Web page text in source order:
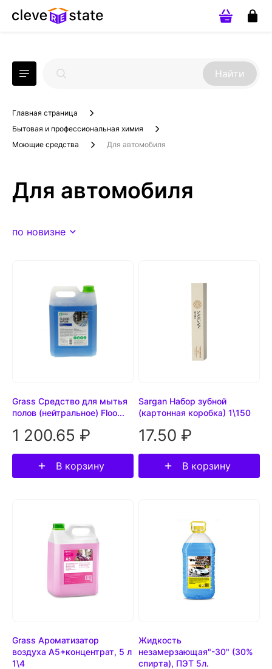
Найти
Главная страница
Бытовая и профессиональная химия
Моющие средства
Для автомобиля
Для автомобиля
по новизне
Grass Средство для мытья
полов (нейтральное) Floo...
1 200.65 ₽
В корзину
Sargan Набор зубной
(картонная коробка) 1\150
17.50 ₽
В корзину
Grass Ароматизатор
воздуха А5+концентрат, 5 л
1\4
Жидкость
незамерзающая"-30" (30%
спирта), ПЭТ 5л.